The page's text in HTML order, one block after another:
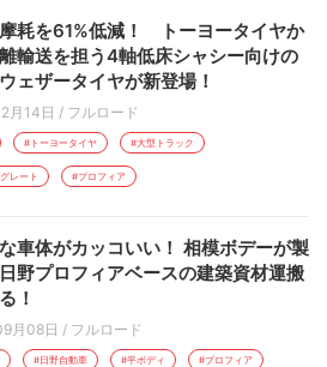
耗を61%低減！ トーヨータイヤか
輸送を担う4軸低床シャシー向けの
ェザータイヤが新登場！
月14日 / フルロード
#トーヨータイヤ #大型トラック
レート #プロフィア
車体がカッコいい！ 相模ボデーが製
野プロフィアベースの建築資材運搬
！
月08日 / フルロード
#日野自動車 #平ボディ #プロフィア